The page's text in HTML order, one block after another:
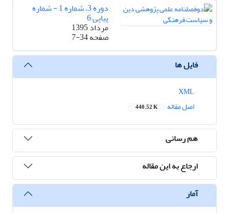
دوره 3، شماره 1 - شماره
پیاپی 6
مرداد 1395
صفحه7-34
فایل ها
اصل مقاله
440.52 K
هم رسانی
ارجاع به این مقاله
آمار